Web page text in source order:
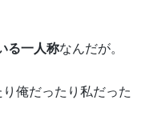
る一人称なんだが。
俺だったり私だった